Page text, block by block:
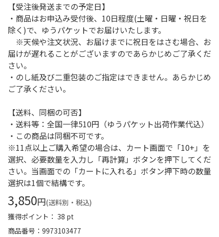
【受注後発送までの予定日】
・商品はお申込み受付後、10日程度(土曜・日曜・祝日を
除く)で、ゆうパケットでお届けいたします。
※天候や注文状況、お届けまでに祝日をはさむ場合、お
届けが遅れることがございますのであらかじめご了承くだ
さい。
・のし紙及び二重包装のご指定はできません。あらかじめ
ご了承ください。
【送料、同梱の可否】
・送料等：全国一律510円（ゆうパケット出荷作業代込）
・この商品は同梱不可です。
※11点以上ご購入希望の場合は、カート画面で「10+」を
選択、必要数量を入力し「再計算」ボタンを押下してくだ
さい。当画面での「カートに入れる」ボタン押下時の数量
選択は1個で結構です。
3,850円(送料別・税込)
獲得ポイント： 38 pt
商品番号
9973103477